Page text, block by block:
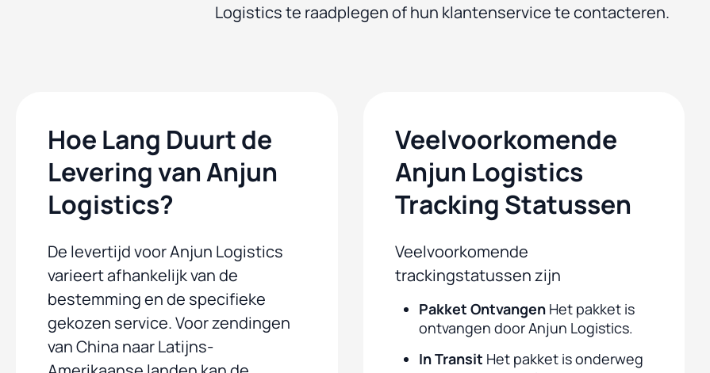
Logistics te raadplegen of hun klantenservice te contacteren.
Hoe Lang Duurt de
Levering van Anjun
Logistics?
De levertijd voor Anjun Logistics
varieert afhankelijk van de
bestemming en de specifieke
gekozen service. Voor zendingen
van China naar Latijns-
Veelvoorkomende
Anjun Logistics
Tracking Statussen
Veelvoorkomende
trackingstatussen zijn
Pakket OntvangenHet pakket is
ontvangen door Anjun Logistics.
In Transit Het pakket is onderweg